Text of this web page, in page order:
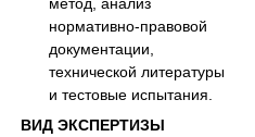
нормативно-правовой
документации,
технической литературы
и тестовые испытания.
ВИД ЭКСПЕРТИЗЫ